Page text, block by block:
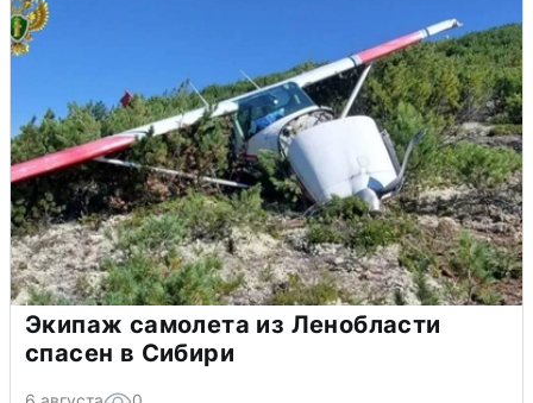
Экипаж самолета из Ленобласти
спасен в Сибири